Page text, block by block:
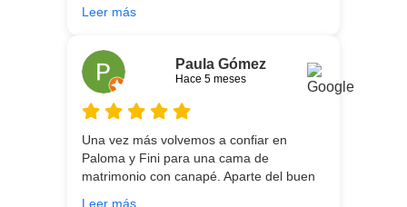
meses después:) son todos un encanto y
canapé, una entrega rapidísima y fácil
comunicación con los repartidores que lo
traen y montan :) encantada
Leer más
Paula Gómez
Hace 5 meses
Una vez más volvemos a confiar en
Paloma y Fini para una cama de
matrimonio con canapé. Aparte del buen
Leer más